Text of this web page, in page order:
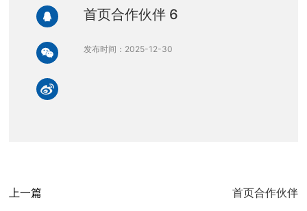
首页合作伙伴 6
发布时间：2025-12-30
上一篇 首页合作伙伴